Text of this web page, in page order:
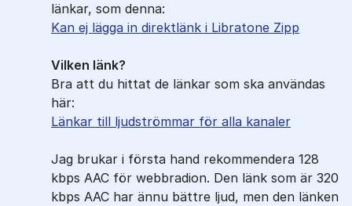
länkar, som denna:
Kan ej lägga in direktlänk i Libratone Zipp
Vilken länk?
Bra att du hittat de länkar som ska användas
här:
Länkar till ljudströmmar för alla kanaler
Jag brukar i första hand rekommendera 128
kbps AAC för webbradion. Den länk som är 320
kbps AAC har ännu bättre ljud, men den länken